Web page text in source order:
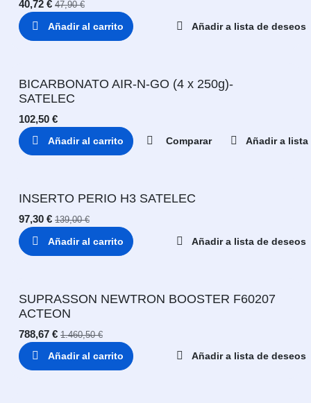
40,72 € 47,90€
Añadir al carrito Añadir a lista de deseos
BICARBONATO AIR-N-GO (4 x 250g)-
SATELEC
102,50 €
Añadir al carrito Comparar Añadir a lista
INSERTO PERIO H3 SATELEC
97,30 € 139,00€
Añadir al carrito Añadir a lista de deseos
SUPRASSON NEWTRON BOOSTER F60207
ACTEON
788,67 € 1.460,50€
Añadir al carrito Añadir a lista de deseos